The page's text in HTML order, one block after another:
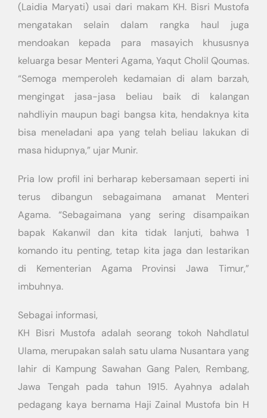
(Laidia Maryati) usai dari makam KH. Bisri Mustofa
mengatakan selain dalam rangka haul juga
mendoakan kepada para masayich khususnya
keluarga besar Menteri Agama, Yaqut Cholil Qoumas.
“Semoga memperoleh kedamaian di alam barzah,
mengingat jasa-jasa beliau baik di kalangan
nahdliyin maupun bagi bangsa kita, hendaknya kita
bisa meneladani apa yang telah beliau lakukan di
masa hidupnya,” ujar Munir.
Pria low profil ini berharap kebersamaan seperti ini
terus dibangun sebagaimana amanat Menteri
Agama. “Sebagaimana yang sering disampaikan
bapak Kakanwil dan kita tidak lanjuti, bahwa 1
komando itu penting, tetap kita jaga dan lestarikan
di Kementerian Agama Provinsi Jawa Timur,”
imbuhnya.
Sebagai informasi,
KH Bisri Mustofa adalah seorang tokoh Nahdlatul
Ulama, merupakan salah satu ulama Nusantara yang
lahir di Kampung Sawahan Gang Palen, Rembang,
Jawa Tengah pada tahun 1915. Ayahnya adalah
pedagang kaya bernama Haji Zainal Mustofa bin H